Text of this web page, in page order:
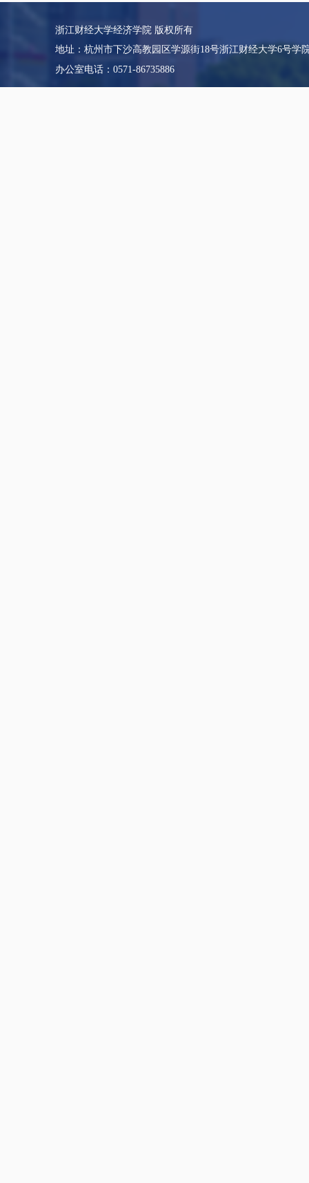
浙江财经大学经济学院 版权所有
地址：杭州市下沙高教园区学源街18号浙江财经大学6号学
办公室电话：0571-86735886